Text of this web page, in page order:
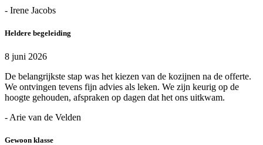
- Irene Jacobs
Heldere begeleiding
8 juni 2026
De belangrijkste stap was het kiezen van de kozijnen na de offerte.
We ontvingen tevens fijn advies als leken. We zijn keurig op de
hoogte gehouden, afspraken op dagen dat het ons uitkwam.
- Arie van de Velden
Gewoon klasse